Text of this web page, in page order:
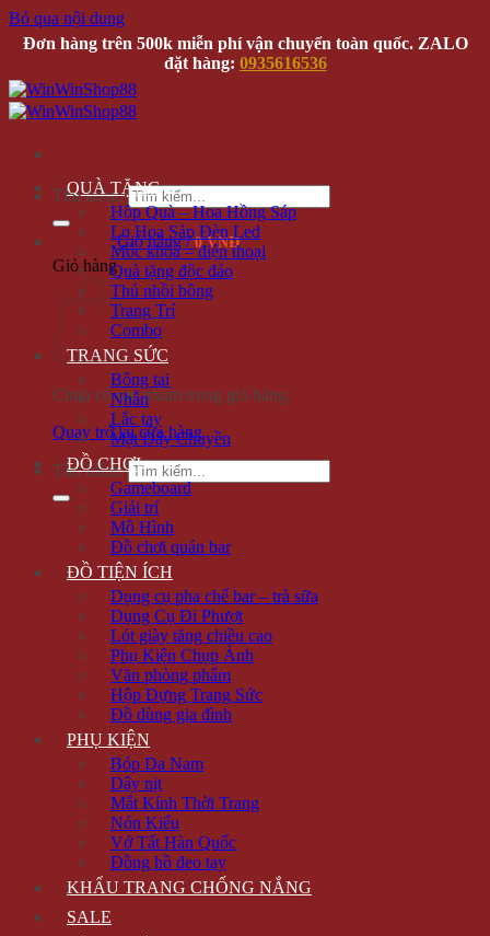
Bỏ qua nội dung
Đơn hàng trên 500k miễn phí vận chuyển toàn quốc. ZALO
đặt hàng: 0935616536
Tìm kiếm:
Giỏ hàng /0 VNĐ
Giỏ hàng
Chưa có sản phẩm trong giỏ hàng.
Quay trở lại cửa hàng
Tìm kiếm:
QUÀ TẶNG
Hộp Quà – Hoa Hồng Sáp
Lọ Hoa Sáp Đèn Led
Móc khóa – điện thoại
Quà tặng độc đáo
Thú nhồi bông
Trang Trí
Combo
TRANG SỨC
Bông tai
Nhẫn
Lắc tay
Mặt Dây Chuyền
ĐỒ CHƠI
Gameboard
Giải trí
Mô Hình
Đồ chơi quán bar
ĐỒ TIỆN ÍCH
Dụng cụ pha chế bar – trà sữa
Dụng Cụ Đi Phượt
Lót giày tăng chiều cao
Phụ Kiện Chụp Ảnh
Văn phòng phẩm
Hộp Đựng Trang Sức
Đồ dùng gia đình
PHỤ KIỆN
Bóp Da Nam
Dây nịt
Mắt Kính Thời Trang
Nón Kiểu
Vớ Tất Hàn Quốc
Đồng hồ đeo tay
KHẨU TRANG CHỐNG NẮNG
SALE